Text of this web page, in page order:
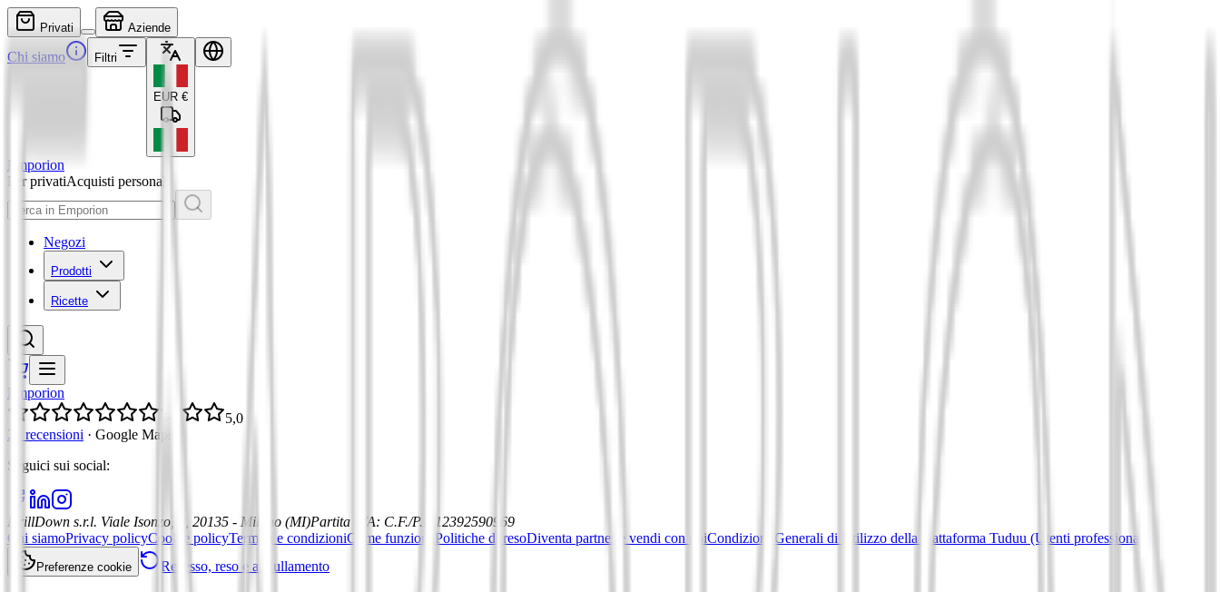
Privati Aziende
Chi siamo Filtri
EUR €
Emporion
Per privatiAcquisti personali
Negozi
Prodotti
Ricette
Emporion
5,0
21 recensioni · Google Maps
Seguici sui social:
DrillDown s.r.l. Viale Isonzo, 8, 20135 - Milano (MI)Partita IVA: C.F./P.I. 12392590969
Chi siamoPrivacy policyCookie policyTermini e condizioniCome funziona Politiche di resoDiventa partner e vendi con noiCondizioni Generali di Utilizzo della piattaforma Tuduu (Utenti professionali)
Preferenze cookie Recesso, reso e annullamento